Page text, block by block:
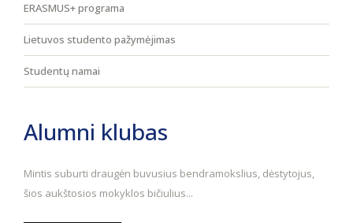
ERASMUS+ programa
Lietuvos studento pažymėjimas
Studentų namai
Alumni klubas
Mintis suburti draugėn buvusius bendramokslius, dėstytojus,
šios aukštosios mokyklos bičiulius...